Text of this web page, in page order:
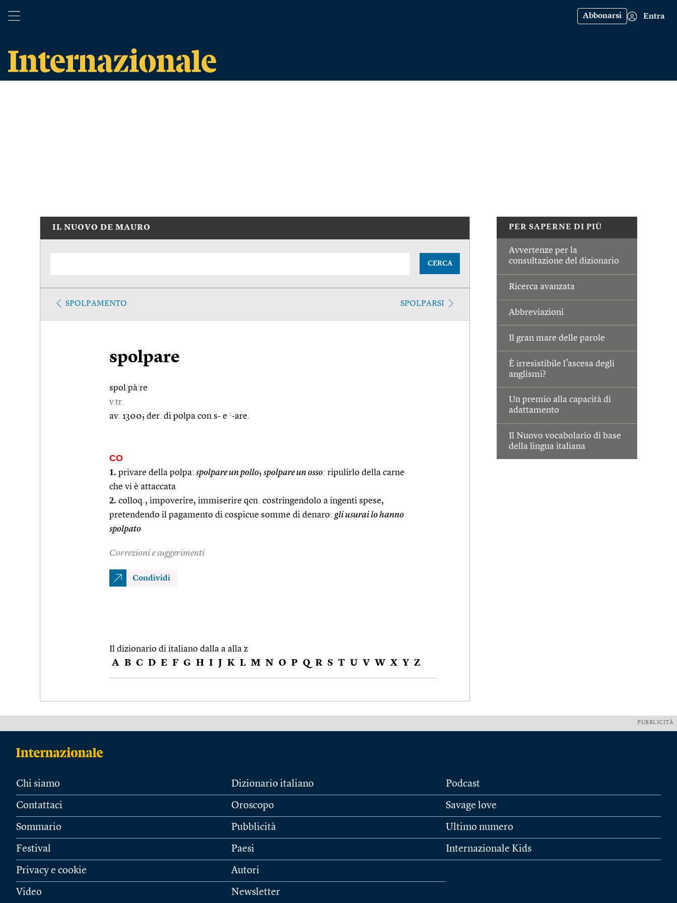
Abbonarsi Entra
PER SAPERNE DI PIÙ
Avvertenze per la
consultazione del dizionario
Ricerca avanzata
Abbreviazioni
Il gran mare delle parole
È irresistibile l’ascesa degli
anglismi?
Un premio alla capacità di
adattamento
Il Nuovo vocabolario di base
della lingua italiana
IL NUOVO DE MAURO
CERCA
SPOLPAMENTO SPOLPARSI
spolpare
spol pà re
v.tr.
av. 1300; der. di polpa con s- e 1-are.
CO
1. privare della polpa: spolpare un pollo; spolpare un osso: ripulirlo della carne
che vi è attaccata
2. colloq., impoverire, immiserire qcn. costringendolo a ingenti spese,
pretendendo il pagamento di cospicue somme di denaro: gli usurai lo hanno
spolpato
Correzioni e suggerimenti
Condividi
Il dizionario di italiano dalla a alla z
A B C D E F G H I J K L M N O P Q R S T U V W X Y Z
PUBBLICITÀ
Chi siamo
Contattaci
Sommario
Festival
Privacy e cookie
Video
Dizionario italiano
Oroscopo
Pubblicità
Paesi
Autori
Newsletter
Podcast
Savage love
Ultimo numero
Internazionale Kids